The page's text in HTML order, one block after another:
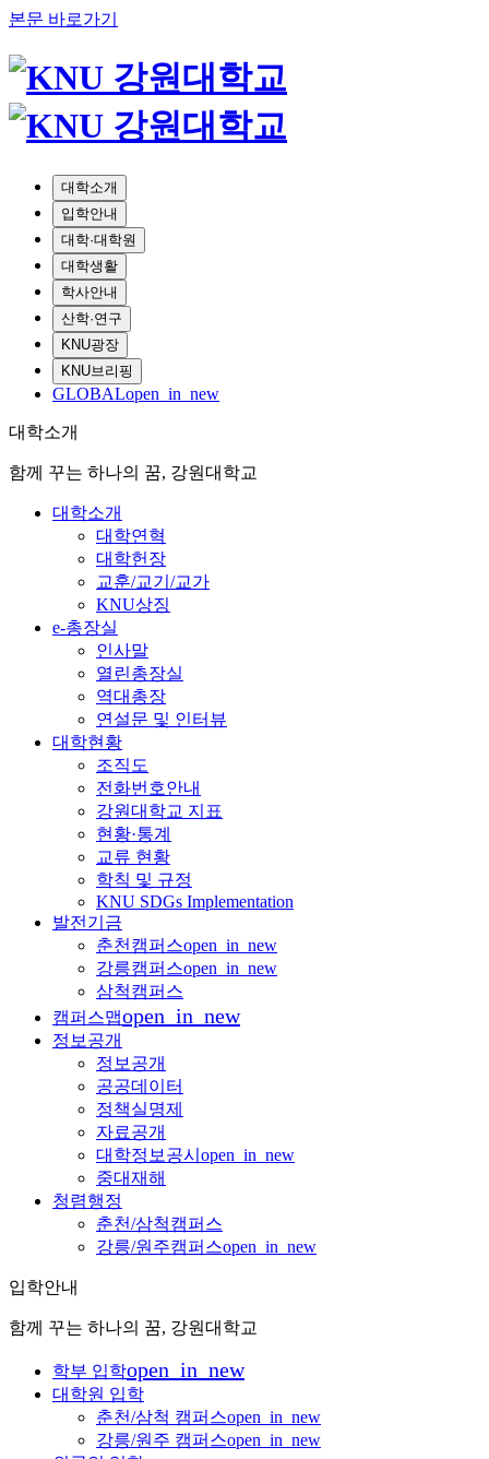
본문 바로가기
대학소개
입학안내
대학·대학원
대학생활
학사안내
산학·연구
KNU광장
KNU브리핑
GLOBALopen_in_new
대학소개
함께 꾸는 하나의 꿈, 강원대학교
대학소개
대학연혁
대학헌장
교훈/교기/교가
KNU상징
e-총장실
인사말
열린총장실
역대총장
연설문 및 인터뷰
대학현황
조직도
전화번호안내
강원대학교 지표
현황·통계
교류 현황
학칙 및 규정
KNU SDGs Implementation
발전기금
춘천캠퍼스open_in_new
강릉캠퍼스open_in_new
삼척캠퍼스
캠퍼스맵open_in_new
정보공개
정보공개
공공데이터
정책실명제
자료공개
대학정보공시 open_in_new
중대재해
청렴행정
춘천/삼척캠퍼스
강릉/원주캠퍼스open_in_new
입학안내
함께 꾸는 하나의 꿈, 강원대학교
학부 입학open_in_new
대학원 입학
춘천/삼척 캠퍼스open_in_new
강릉/원주 캠퍼스open_in_new